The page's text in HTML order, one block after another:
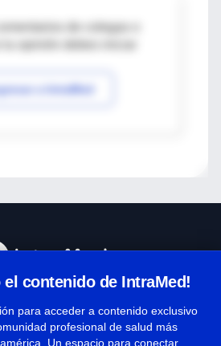
de colegas o
a IntraMed
el contenido de IntraMed!
para acceder a contenido exclusivo
profesional de salud más
Un espacio para conectar,